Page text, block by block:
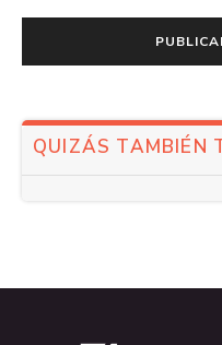
QUIZÁS TAMBIÉN